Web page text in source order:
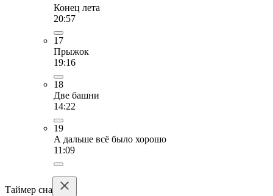
Конец лета
20:57
17
Прыжок
19:16
18
Две башни
14:22
19
А дальше всё было хорошо
11:09
Таймер сна